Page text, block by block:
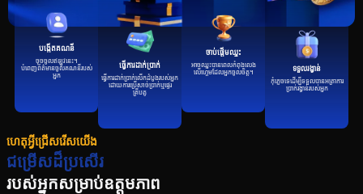
បង្កើតគណនី
ចុចចូលឥឡូវនេះ។
បំពេញព័ត៌មានចូលគណនីរបស់
អ្នក
ធ្វើការដាក់ប្រាក់
ធ្វើការដាក់ប្រាក់លើកដំបូងរបស់អ្នក
ដោយការប្រើសាច់ប្រាក់ឬផ្ទេរ
គ្រីបតូ
ចាប់ផ្តើមឈ្នះ
អាចឈ្នះបានពេលកំពុងលេង
លើហ្គេមដែលអ្នកចូលចិត្ត។
ទទួលរង្វាន់
កុំភ្លេចទេដើម្បីទទួលបានអត្រាការ
ប្រាក់រង្វាន់របស់អ្នក
ហេតុអ្វីជ្រើសរើសយើង
ជម្រើសដ៏ប្រសើរ
របស់អ្នកសម្រាប់ឧត្តមភាព